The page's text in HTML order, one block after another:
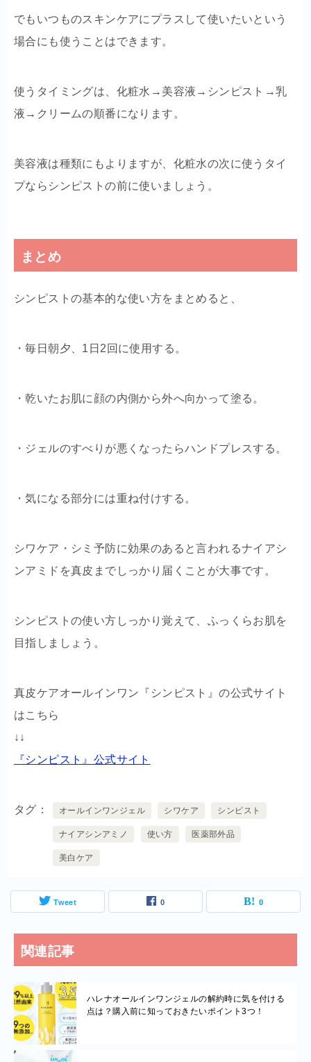
でもいつものスキンケアにプラスして使いたいという
場合にも使うことはできます。
使うタイミングは、化粧水→美容液→シンピスト→乳
液→クリームの順番になります。
美容液は種類にもよりますが、化粧水の次に使うタイ
プならシンピストの前に使いましょう。
まとめ
シンピストの基本的な使い方をまとめると、
・毎日朝夕、1日2回に使用する。
・乾いたお肌に顔の内側から外へ向かって塗る。
・ジェルのすべりが悪くなったらハンドプレスする。
・気になる部分には重ね付けする。
シワケア・シミ予防に効果のあると言われるナイアシ
ンアミドを真皮までしっかり届くことが大事です。
シンピストの使い方しっかり覚えて、ふっくらお肌を
目指しましょう。
真皮ケアオールインワン『シンピスト』の公式サイト
はこちら
↓↓
『シンピスト』公式サイト
タグ オールインワンジェル シワケア シンピスト
ナイアシンアミノ 使い方 医薬部外品
美白ケア
Tweet 0 0
関連記事
ハレナオールインワンジェルの解約時に気を付ける
点は？購入前に知っておきたいポイント3つ！